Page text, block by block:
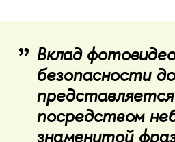
Вклад
безопасности
посредством
знаменитой